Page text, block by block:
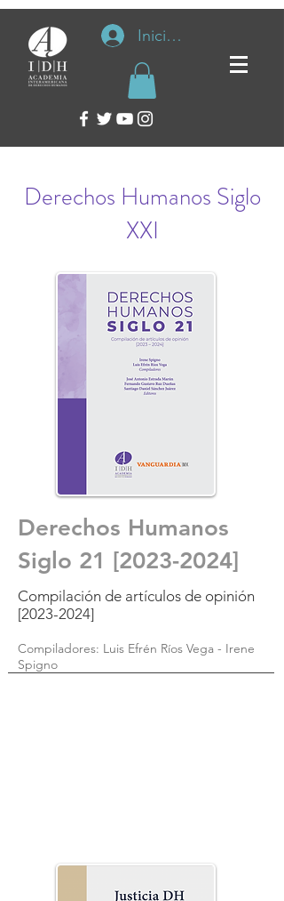
Iniciar sesión
Derechos Humanos Siglo
XXI
Derechos Humanos
Siglo 21 [2023-2024]
Compilación de artículos de opinión
[2023-2024]
Compiladores: Luis Efrén Ríos Vega - Irene
Spigno